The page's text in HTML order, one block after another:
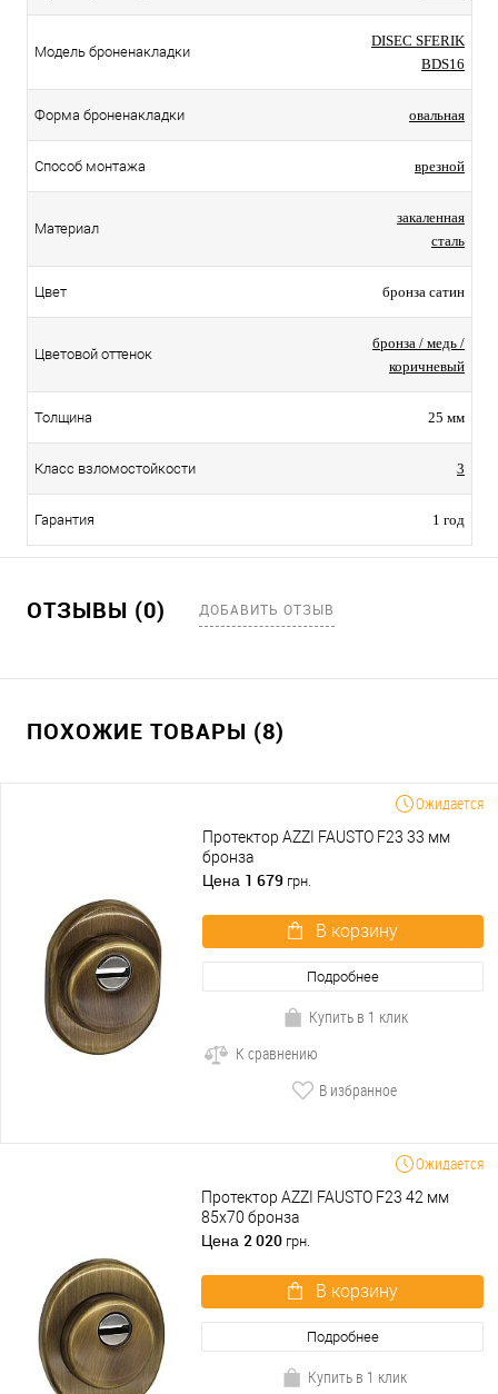
Модель броненакладки
DISEC SFERIK
BDS16
Форма броненакладки овальная
Способ монтажа врезной
Материал
закаленная
сталь
Цвет бронза сатин
Цветовой оттенок
бронза / медь /
коричневый
Толщина 25 мм
Класс взломостойкости 3
Гарантия 1 год
ОТЗЫВЫ (0) ДОБАВИТЬ ОТЗЫВ
ПОХОЖИЕ ТОВАРЫ (8)
Ожидается
Протектор AZZI FAUSTO F23 33 мм
бронза
Цена 1 679 грн.
В корзину
Подробнее
Купить в 1 клик
К сравнению
В избранное
Ожидается
Протектор AZZI FAUSTO F23 42 мм
85x70 бронза
Цена 2 020 грн.
В корзину
Подробнее
Купить в 1 клик